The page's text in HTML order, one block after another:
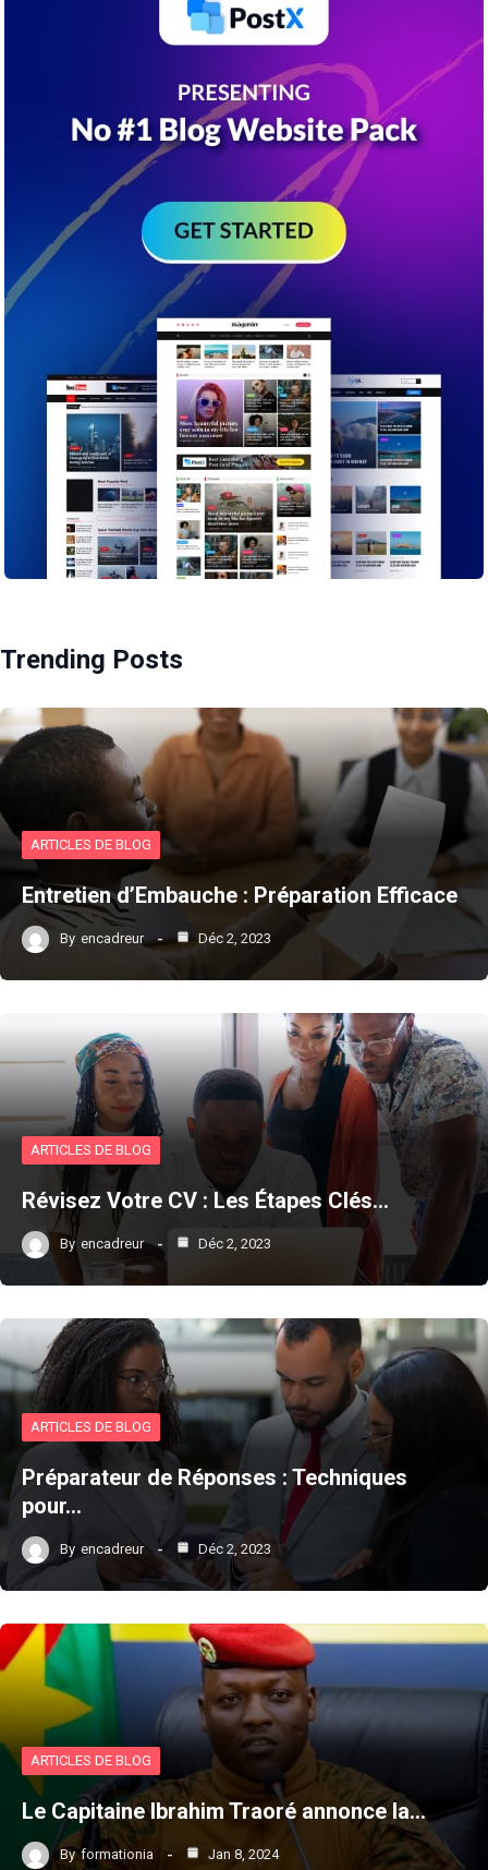
Trending Posts
ARTICLES DE BLOG
Entretien d’Embauche : Préparation Efficace
By encadreur Déc 2, 2023
ARTICLES DE BLOG
Révisez Votre CV : Les Étapes Clés…
By encadreur Déc 2, 2023
ARTICLES DE BLOG
Préparateur de Réponses : Techniques
pour…
By encadreur Déc 2, 2023
ARTICLES DE BLOG
Le Capitaine Ibrahim Traoré annonce la…
By formationia Jan 8, 2024